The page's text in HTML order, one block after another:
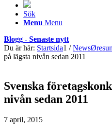
Sök
Menu Menu
Blogg - Senaste nytt
Du är här: Startsida1 /
på lägsta nivån sedan 2011
Svenska
nivån sedan 2011
7 april, 2015